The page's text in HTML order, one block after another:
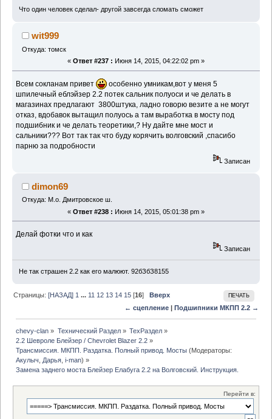
Что один человек сделал- другой завсегда сломать сможет
wit999
Откуда: томск
« Ответ #237 : Июня 14, 2015, 04:22:02 pm »
Всем сокланам привет
особенно умникам,вот у меня 5
шпилечный еблэйзер 2.2 потек сальник полуоси и че делать в
магазинах предлагают 3800штука, ладно говорю везите а не могут
отказ, вдобавок вытащил полуось а там выработка в мосту под
подшибник и че делать теоретики,? Ну дайте мне мост и
сальники??? Вот так так что буду корячить волговский ,спасибо
парню за подробности
Записан
dimon69
Откуда: М.о. Дмитровское ш.
« Ответ #238 : Июня 14, 2015, 05:01:38 pm »
Делай фотки что и как
Записан
Не так страшен 2.2 как его малюют. 92бЗбЗ8155
ПЕЧАТЬ
Страницы:[НАЗАД] 1 ... 11 12 13 14 15 [16]Вверх
← сцепление| Подшипники МКПП 2.2 →
chevy-clan » Технический Раздел» ТехРаздел»
2.2 Шевроле Блейзер / Chevrolet Blazer 2.2 »
Трансмиссия. МКПП. Раздатка. Полный привод. Мосты (Модераторы:
Акулыч
Дарья ,i-man) »
Замена заднего моста Блейзер Елабуга 2.2 на Волговский. Инструкция.
Перейти в: